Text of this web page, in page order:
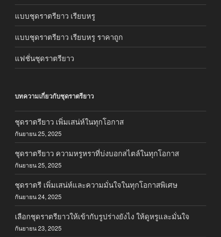
แบบชุดราตรียาว เรียบหรู
แบบชุดราตรียาว เรียบหรู ราคาถูก
แฟชั่นชุดราตรียาว
บทความเกี่ยวกับชุดราตรียาว
ชุดราตรียาว เพิ่มเสน่ห์ในทุกโอกาส
กันยายน 25, 2025
ชุดราตรียาว ความหรูหราที่บ่งบอกสไตล์ในทุกโอกาส
กันยายน 25, 2025
ชุดราตรี เพิ่มเสน่ห์และความมั่นใจในทุกโอกาสพิเศษ
กันยายน 24, 2025
เลือกชุดราตรียาวให้เข้ากับรูปร่างยังไง ให้ดูหรูและมั่นใจ
กันยายน 23, 2025